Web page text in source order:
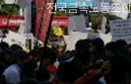
전국금속노동조